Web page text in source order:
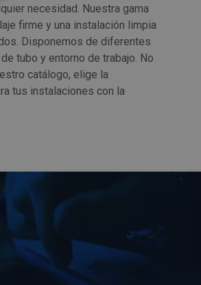
necesidad. Nuestra gama
firme y una instalación limpia
Disponemos de diferentes
tubo y entorno de trabajo. No
catálogo, elige la
tus instalaciones con la